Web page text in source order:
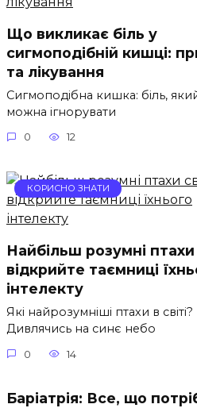
Що викликає біль у
сигмоподібній кишці:
та лікування
Сигмоподібна кишка: біль,
можна ігнорувати
0 12
КОРИСНО ЗНАТИ
Найбільш розумні птахи
відкрийте таємниці
інтелекту
Які найрозумніші птахи в світі?
Дивлячись на синє небо
0 14
Баріатрія: Все, що